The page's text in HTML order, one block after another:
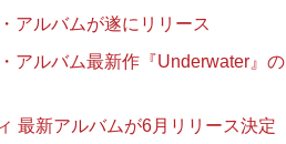
アルバムが遂にリリース
アルバム最新作『Underwater』の
最新アルバムが6月リリース決定